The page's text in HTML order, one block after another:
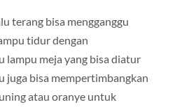
terang bisa mengganggu
tidur dengan
lampu meja yang bisa diatur
juga bisa mempertimbangkan
atau oranye untuk